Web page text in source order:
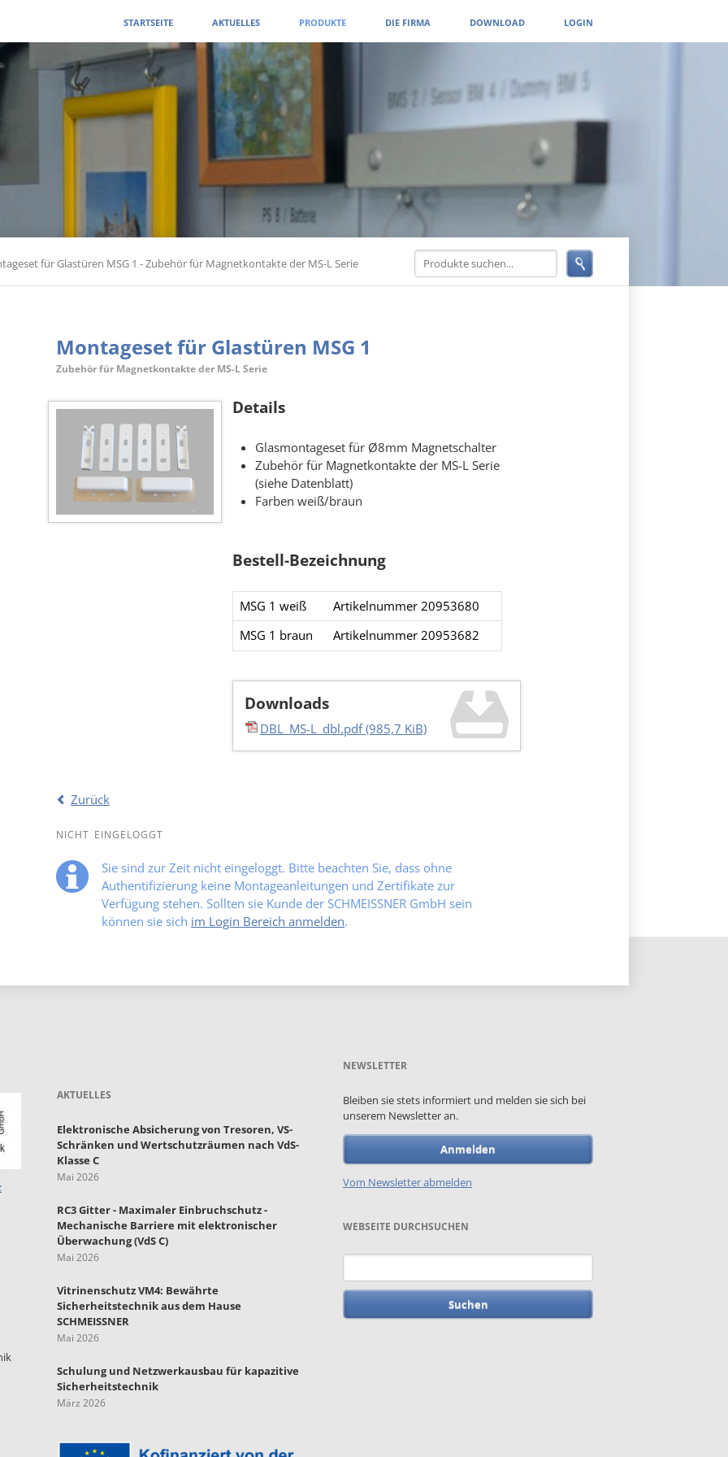
überspringen
STARTSEITE AKTUELLES PRODUKTE DIE FIRMA DOWNLOAD LOGIN
für Glastüren MSG 1 - Zubehör für Magnetkontakte der MS-L Serie
Montageset für Glastüren MSG 1
Zubehör für Magnetkontakte der MS-L Serie
Details
Glasmontageset für Ø8mm Magnetschalter
Zubehör für Magnetkontakte der MS-L Serie
(siehe Datenblatt)
Farben weiß/braun
Bestell-Bezeichnung
MSG 1 weiß
Artikelnummer 20953680​​​
MSG 1 braun
Artikelnummer 20953682​
Downloads
DBL_MS-L_dbl.pdf(985,7 KiB)
Zurück
NICHT EINGELOGGT
Sie sind zur Zeit nicht eingeloggt. Bitte beachten Sie, dass ohne
Authentifizierung keine Montageanleitungen und Zertifikate zur
Verfügung stehen. Sollten sie Kunde der SCHMEISSNER GmbH sein
können sie sich im Login Bereich anmelden.
AKTUELLES
Elektronische Absicherung von Tresoren, VS-
Schränken und Wertschutzräumen nach VdS-
Klasse C
Mai 2026
RC3 Gitter - Maximaler Einbruchschutz -
Mechanische Barriere mit elektronischer
Überwachung (VdS C)
Mai 2026
Vitrinenschutz VM4: Bewährte
Sicherheitstechnik aus dem Hause
SCHMEISSNER
Mai 2026
Schulung und Netzwerkausbau für kapazitive
Sicherheitstechnik
März 2026
NEWSLETTER
Bleiben sie stets informiert und melden sie sich bei
unserem Newsletter an.
Anmelden
Vom Newsletter abmelden
WEBSEITE DURCHSUCHEN
Suchbegriffe